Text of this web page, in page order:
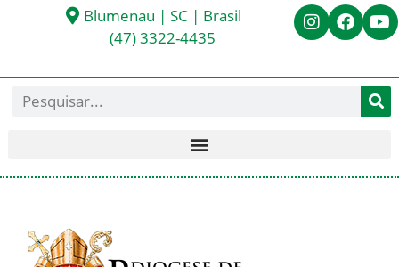
Blumenau | SC | Brasil
(47) 3322-4435